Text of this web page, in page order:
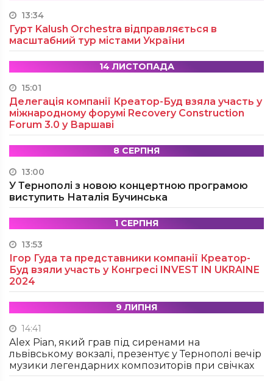
13:34
Гурт Kalush Orchestra відправляється в
масштабний тур містами України
14 ЛИСТОПАДА
15:01
Делегація компанії Креатор-Буд взяла участь у
міжнародному форумі Recovery Construction
Forum 3.0 у Варшаві
8 СЕРПНЯ
13:00
У Тернополі з новою концертною програмою
виступить Наталія Бучинська
1 СЕРПНЯ
13:53
Ігор Гуда та представники компанії Креатор-
Буд взяли участь у Конгресі INVEST IN UKRAINE
2024
9 ЛИПНЯ
14:41
Alex Pian, який грав під сиренами на
львівському вокзалі, презентує у Тернополі вечір
музики легендарних композиторів при свічках